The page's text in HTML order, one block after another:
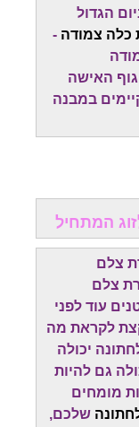
הגדול
צמודה -
האישה
במבנה
המתחיל
צלם
צלם
עוד לפני
לקראת מה
יכולה
גם להיות
מומחים
שלכם,